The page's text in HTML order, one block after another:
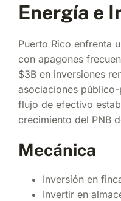
Energía e
Puerto Rico enfrenta
con apagones
$3B en inversiones
asociaciones
flujo de efectivo
crecimiento del PNB
Mecánica
Inversión en
Invertir en